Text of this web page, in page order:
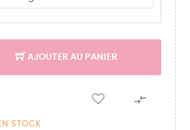
AJOUTER AU PANIER

STOCK